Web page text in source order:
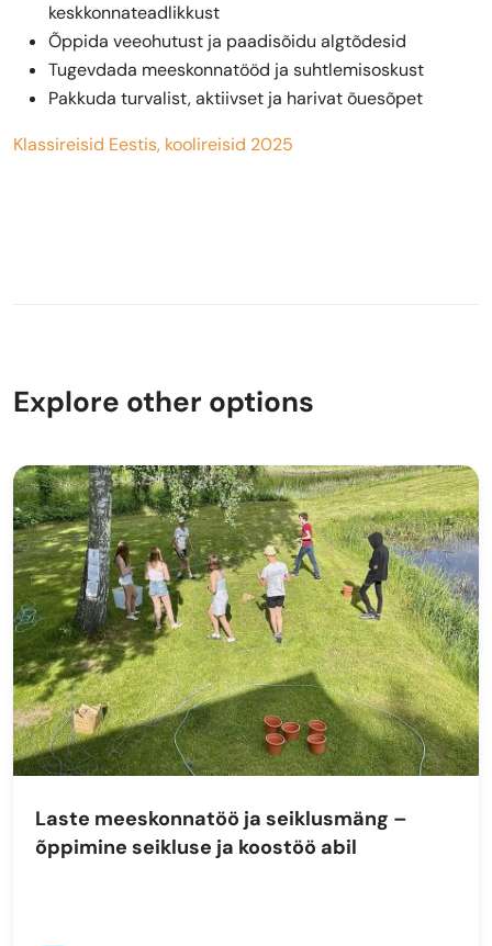
keskkonnateadlikkust
Õppida veeohutust ja paadisõidu algtõdesid
Tugevdada meeskonnatööd ja suhtlemisoskust
Pakkuda turvalist, aktiivset ja harivat õuesõpet
Klassireisid Eestis, koolireisid 2025
Explore other options
Laste meeskonnatöö ja seiklusmäng –
õppimine seikluse ja koostöö abil